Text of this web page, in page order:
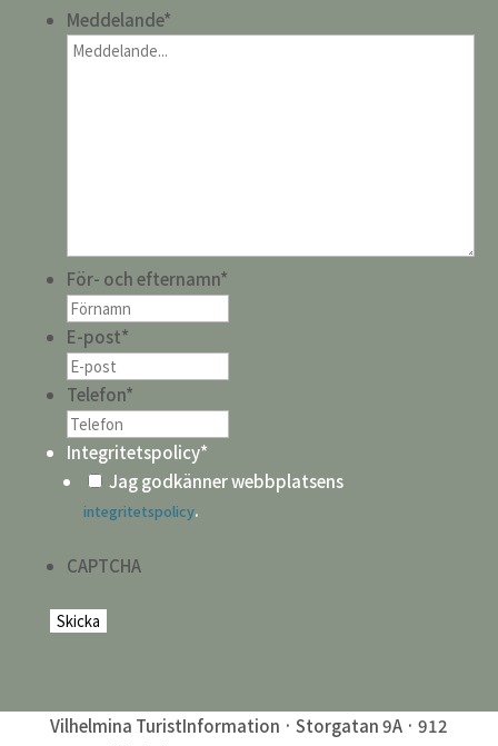
Meddelande*
För- och efternamn*
E-post*
Telefon*
Integritetspolicy*
Jag godkänner webbplatsens
integritetspolicy.
CAPTCHA
Vilhelmina TuristInformation · Storgatan 9A · 912